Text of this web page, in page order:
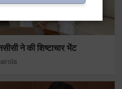
ने की शिष्टाचार भेंट